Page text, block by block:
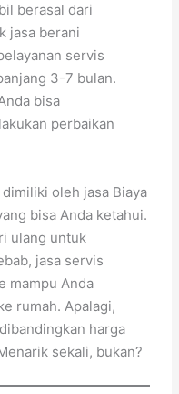
berasal dari
jasa berani
servis
3-7 bulan.
bisa
perbaikan
oleh jasa Biaya
bisa Anda ketahui.
ulang untuk
jasa servis
mampu Anda
rumah. Apalagi,
harga
sekali, bukan?